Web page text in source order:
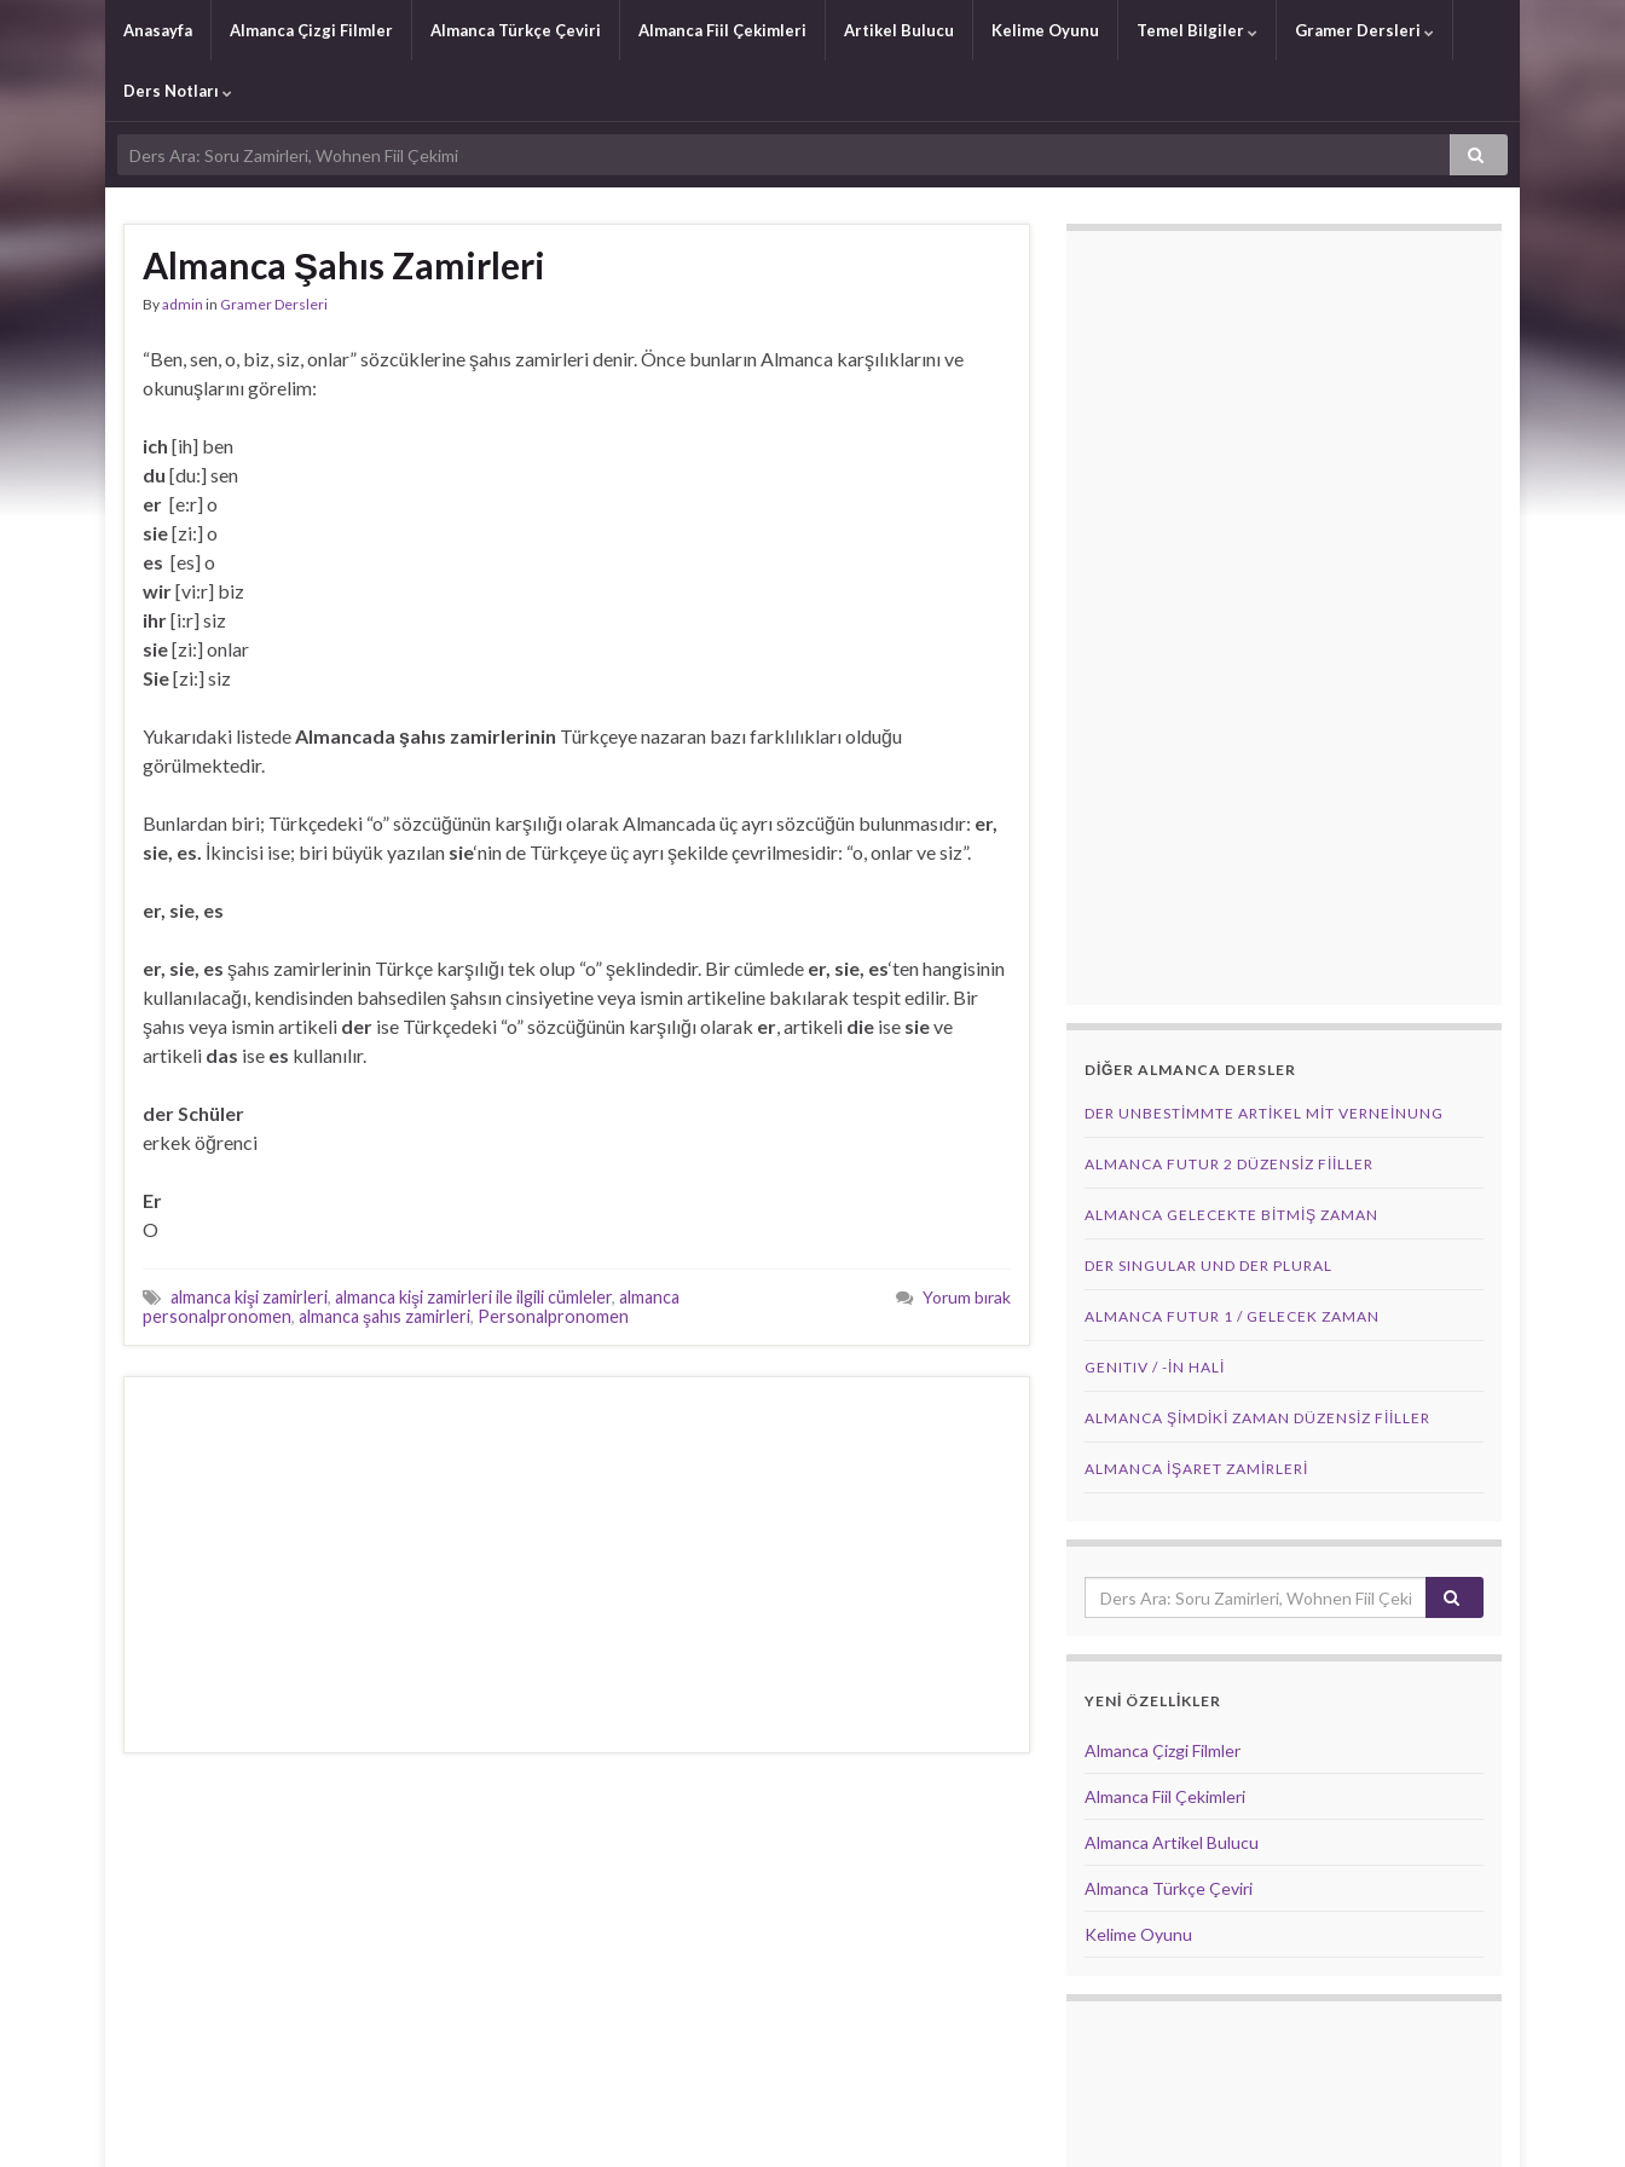
Anasayfa Almanca Çizgi Filmler Almanca Türkçe Çeviri Almanca Fiil Çekimleri Artikel Bulucu Kelime Oyunu Temel Bilgiler Gramer Dersleri
Ders Notları
Almanca Şahıs Zamirleri
Byadmin in Gramer Dersleri
“Ben, sen, o, biz, siz, onlar” sözcüklerine şahıs zamirleri denir. Önce bunların Almanca karşılıklarını ve
okunuşlarını görelim:
ich [ih] ben
du [du:] sen
er [e:r] o
sie[zi:] o
es [es] o
wir[vi:r] biz
ihr[i:r] siz
sie[zi:] onlar
Sie[zi:] siz
Yukarıdaki listedeAlmancada şahıs zamirlerinin Türkçeye nazaran bazı farklılıkları olduğu
görülmektedir.
Bunlardan biri; Türkçedeki “o” sözcüğünün karşılığı olarak Almancada üç ayrı sözcüğün bulunmasıdır: er,
sie, es. İkincisi ise; biri büyük yazılan sie‘nin de Türkçeye üç ayrı şekilde çevrilmesidir: “o, onlar ve siz”.
er, sie, es
er, sie, es şahıs zamirlerinin Türkçe karşılığı tek olup “o” şeklindedir. Bir cümlede er, sie, es‘ten hangisinin
kullanılacağı, kendisinden bahsedilen şahsın cinsiyetine veya ismin artikeline bakılarak tespit edilir. Bir
şahıs veya ismin artikeli der ise Türkçedeki “o” sözcüğünün karşılığı olarak er, artikeli die ise sieve
artikeli das ise es kullanılır.
der Schüler
erkek öğrenci
Er
O
almanca kişi zamirleri, almanca kişi zamirleri ile ilgili cümleler, almanca
personalpronomen, almanca şahıs zamirleri, Personalpronomen
Yorum bırak
DİĞER ALMANCA DERSLER
DER UNBESTIMMTE ARTIKEL MIT VERNEINUNG
ALMANCA FUTUR 2 DÜZENSIZ FIILLER
ALMANCA GELECEKTE BITMIŞ ZAMAN
DER SINGULAR UND DER PLURAL
ALMANCA FUTUR 1 / GELECEK ZAMAN
GENITIV / -İN HALİ
ALMANCA ŞIMDIKI ZAMAN DÜZENSIZ FIILLER
ALMANCA İŞARET ZAMIRLERI
YENİ ÖZELLİKLER
Almanca Çizgi Filmler
Almanca Fiil Çekimleri
Almanca Artikel Bulucu
Almanca Türkçe Çeviri
Kelime Oyunu